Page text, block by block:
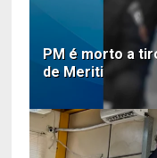
PM é morto a
de Meriti